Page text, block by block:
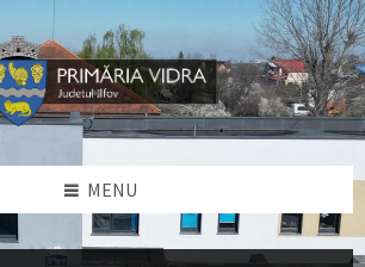
MENU